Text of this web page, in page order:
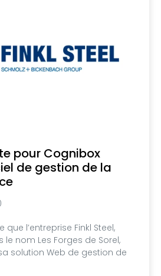
pour Cognibox
de gestion de la
l’entreprise Finkl Steel,
nom Les Forges de Sorel,
solution Web de gestion de